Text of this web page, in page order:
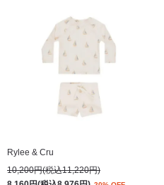
Rylee & Cru
10,200円(税込11,220円)